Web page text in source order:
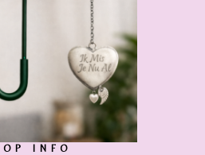
INFO